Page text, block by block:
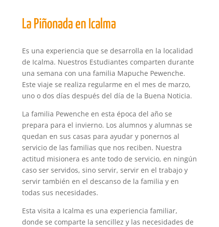
La Piñonada en Icalma
Es una experiencia que se desarrolla en la localidad
de Icalma. Nuestros Estudiantes comparten durante
una semana con una familia Mapuche Pewenche.
Este viaje se realiza regularme en el mes de marzo,
uno o dos días después del día de la Buena Noticia.
La familia Pewenche en esta época del año se
prepara para el invierno. Los alumnos y alumnas se
quedan en sus casas para ayudar y ponernos al
servicio de las familias que nos reciben. Nuestra
actitud misionera es ante todo de servicio, en ningún
caso ser servidos, sino servir, servir en el trabajo y
servir también en el descanso de la familia y en
todas sus necesidades.
Esta visita a Icalma es una experiencia familiar,
donde se comparte la sencillez y las necesidades de